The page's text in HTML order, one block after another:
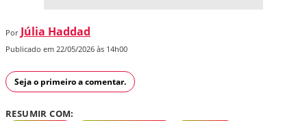
Por Júlia Haddad
Publicado em 22/05/2026 às 14h00
Seja o primeiro a comentar.
RESUMIR COM: